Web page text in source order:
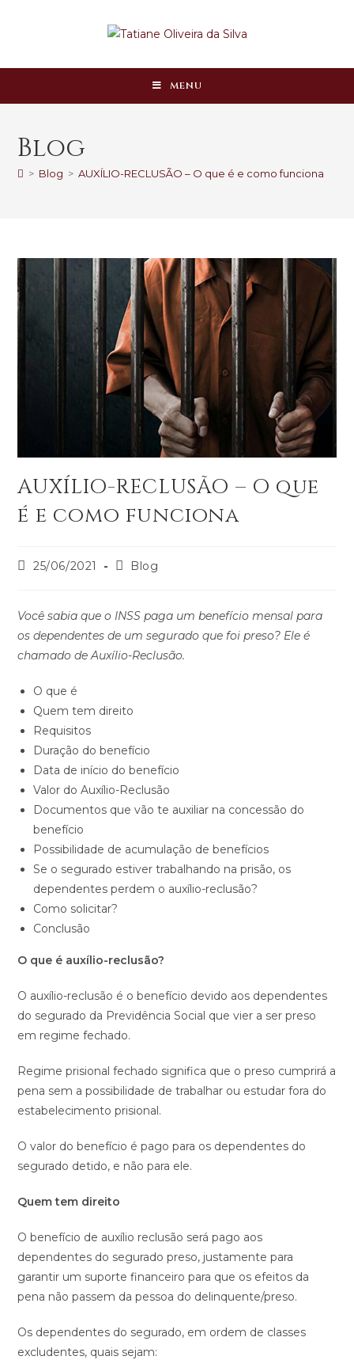
MENU
Blog
> Blog > AUXÍLIO-RECLUSÃO – O que é e como funciona
AUXÍLIO-RECLUSÃO – O que
é e como funciona
25/06/2021 Blog
Você sabia que o INSS paga um benefício mensal para
os dependentes de um segurado que foi preso? Ele é
chamado de Auxílio-Reclusão.
O que é
Quem tem direito
Requisitos
Duração do benefício
Data de início do benefício
Valor do Auxílio-Reclusão
Documentos que vão te auxiliar na concessão do
benefício
Possibilidade de acumulação de benefícios
Se o segurado estiver trabalhando na prisão, os
dependentes perdem o auxílio-reclusão?
Como solicitar?
Conclusão
O que é auxílio-reclusão?
O auxílio-reclusão é o benefício devido aos dependentes
do segurado da Previdência Social que vier a ser preso
em regime fechado.
Regime prisional fechado significa que o preso cumprirá a
pena sem a possibilidade de trabalhar ou estudar fora do
estabelecimento prisional.
O valor do benefício é pago para os dependentes do
segurado detido, e não para ele.
Quem tem direito
O benefício de auxílio reclusão será pago aos
dependentes do segurado preso, justamente para
garantir um suporte financeiro para que os efeitos da
pena não passem da pessoa do delinquente/preso.
Os dependentes do segurado, em ordem de classes
excludentes, quais sejam: